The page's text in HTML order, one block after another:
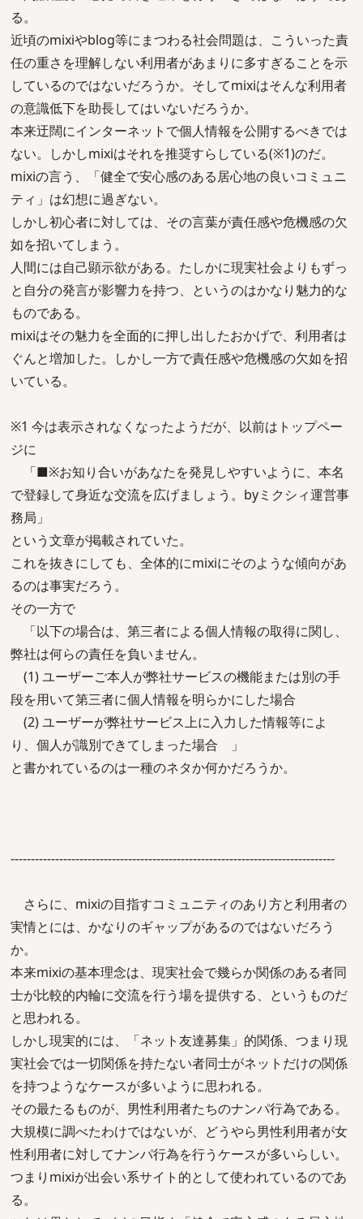
る。
近頃のmixiやblog等にまつわる社会問題は、こういった責
任の重さを理解しない利用者があまりに多すぎることを示
しているのではないだろうか。そしてmixiはそんな利用者
の意識低下を助長してはいないだろうか。
本来迂闊にインターネットで個人情報を公開するべきでは
ない。しかしmixiはそれを推奨すらしている(※1)のだ。
mixiの言う、「健全で安心感のある居心地の良いコミュニ
ティ」は幻想に過ぎない。
しかし初心者に対しては、その言葉が責任感や危機感の欠
如を招いてしまう。
人間には自己顕示欲がある。たしかに現実社会よりもずっ
と自分の発言が影響力を持つ、というのはかなり魅力的な
ものである。
mixiはその魅力を全面的に押し出したおかげで、利用者は
ぐんと増加した。しかし一方で責任感や危機感の欠如を招
いている。
※1 今は表示されなくなったようだが、以前はトップペー
ジに
「■※お知り合いがあなたを発見しやすいように、本名
で登録して身近な交流を広げましょう。byミクシィ運営事
務局」
という文章が掲載されていた。
これを抜きにしても、全体的にmixiにそのような傾向があ
るのは事実だろう。
その一方で
「以下の場合は、第三者による個人情報の取得に関し、
弊社は何らの責任を負いません。
(1) ユーザーご本人が弊社サービスの機能または別の手
段を用いて第三者に個人情報を明らかにした場合
(2) ユーザーが弊社サービス上に入力した情報等によ
り、個人が識別できてしまった場合 」
と書かれているのは一種のネタか何かだろうか。
--------------------------------------------------------------------------------
さらに、mixiの目指すコミュニティのあり方と利用者の
実情とには、かなりのギャップがあるのではないだろう
か。
本来mixiの基本理念は、現実社会で幾らか関係のある者同
士が比較的内輪に交流を行う場を提供する、というものだ
と思われる。
しかし現実的には、「ネット友達募集」的関係、つまり現
実社会では一切関係を持たない者同士がネットだけの関係
を持つようなケースが多いように思われる。
その最たるものが、男性利用者たちのナンパ行為である。
大規模に調べたわけではないが、どうやら男性利用者が女
性利用者に対してナンパ行為を行うケースが多いらしい。
つまりmixiが出会い系サイト的として使われているのであ
る。